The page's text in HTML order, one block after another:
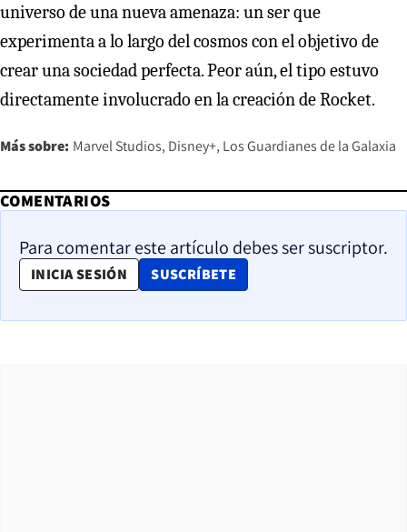
universo de una nueva amenaza: un ser que
experimenta a lo largo del cosmos con el objetivo de
crear una sociedad perfecta. Peor aún, el tipo estuvo
directamente involucrado en la creación de Rocket.
Más sobre: Marvel Studios Disney+ Los Guardianes de la Galaxia
COMENTARIOS
Para comentar este artículo debes ser suscriptor.
INICIA SESIÓN SUSCRÍBETE
OPENS IN NEW WINDOW